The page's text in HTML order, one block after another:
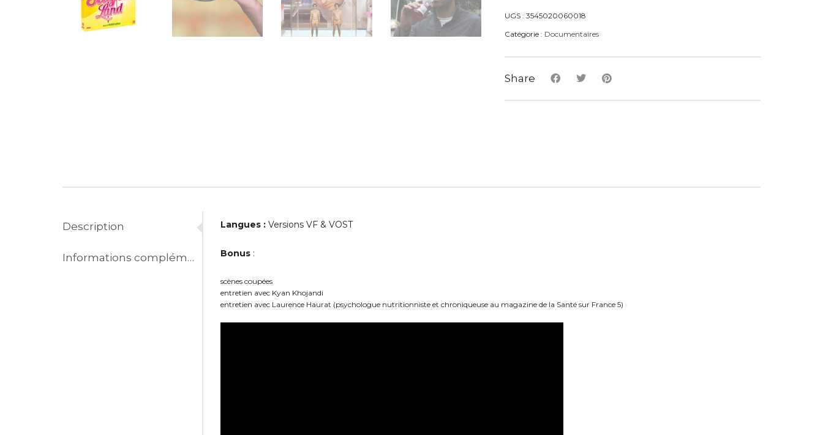
UGS : 3545020060018
Catégorie : Documentaires
Share
Description
Informations complémentaires
Langues : Versions VF & VOST
Bonus :
scènes coupées
entretien avec Kyan Khojandi
entretien avec Laurence Haurat (psychologue nutritionniste et chroniqueuse au magazine de la Santé sur France 5)